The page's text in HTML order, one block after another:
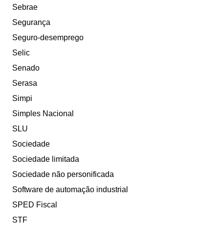
Sebrae
Segurança
Seguro-desemprego
Selic
Senado
Serasa
Simpi
Simples Nacional
SLU
Sociedade
Sociedade limitada
Sociedade não personificada
Software de automação industrial
SPED Fiscal
STF